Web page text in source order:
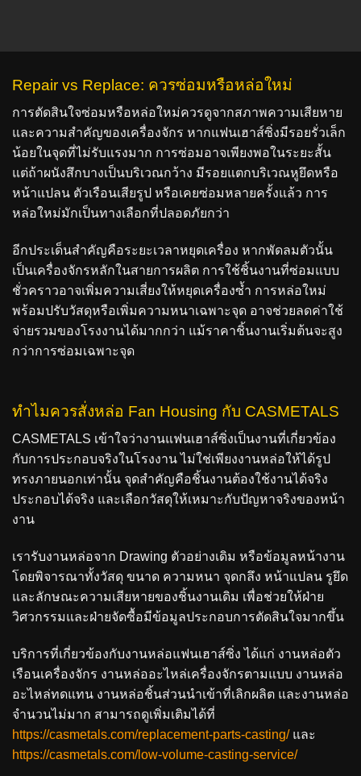
Repair vs Replace: ควรซ่อมหรือหล่อใหม่
การตัดสินใจซ่อมหรือหล่อใหม่ควรดูจากสภาพความเสียหาย
และความสำคัญของเครื่องจักร หากแฟนเฮาส์ซิ่งมีรอยรั่วเล็ก
น้อยในจุดที่ไม่รับแรงมาก การซ่อมอาจเพียงพอในระยะสั้น
แต่ถ้าผนังสึกบางเป็นบริเวณกว้าง มีรอยแตกบริเวณหูยึดหรือ
หน้าแปลน ตัวเรือนเสียรูป หรือเคยซ่อมหลายครั้งแล้ว การ
หล่อใหม่มักเป็นทางเลือกที่ปลอดภัยกว่า
อีกประเด็นสำคัญคือระยะเวลาหยุดเครื่อง หากพัดลมตัวนั้น
เป็นเครื่องจักรหลักในสายการผลิต การใช้ชิ้นงานที่ซ่อมแบบ
ชั่วคราวอาจเพิ่มความเสี่ยงให้หยุดเครื่องซ้ำ การหล่อใหม่
พร้อมปรับวัสดุหรือเพิ่มความหนาเฉพาะจุด อาจช่วยลดค่าใช้
จ่ายรวมของโรงงานได้มากกว่า แม้ราคาชิ้นงานเริ่มต้นจะสูง
กว่าการซ่อมเฉพาะจุด
ทำไมควรสั่งหล่อ Fan Housing กับ CASMETALS
CASMETALS เข้าใจว่างานแฟนเฮาส์ซิ่งเป็นงานที่เกี่ยวข้อง
กับการประกอบจริงในโรงงาน ไม่ใช่เพียงงานหล่อให้ได้รูป
ทรงภายนอกเท่านั้น จุดสำคัญคือชิ้นงานต้องใช้งานได้จริง
ประกอบได้จริง และเลือกวัสดุให้เหมาะกับปัญหาจริงของหน้า
งาน
เรารับงานหล่อจาก Drawing ตัวอย่างเดิม หรือข้อมูลหน้างาน
โดยพิจารณาทั้งวัสดุ ขนาด ความหนา จุดกลึง หน้าแปลน รูยึด
และลักษณะความเสียหายของชิ้นงานเดิม เพื่อช่วยให้ฝ่าย
วิศวกรรมและฝ่ายจัดซื้อมีข้อมูลประกอบการตัดสินใจมากขึ้น
บริการที่เกี่ยวข้องกับงานหล่อแฟนเฮาส์ซิ่ง ได้แก่ งานหล่อตัว
เรือนเครื่องจักร งานหล่ออะไหล่เครื่องจักรตามแบบ งานหล่อ
อะไหล่ทดแทน งานหล่อชิ้นส่วนนำเข้าที่เลิกผลิต และงานหล่อ
จำนวนไม่มาก สามารถดูเพิ่มเติมได้ที่
https://casmetals.com/replacement-parts-casting/และ
https://casmetals.com/low-volume-casting-service/